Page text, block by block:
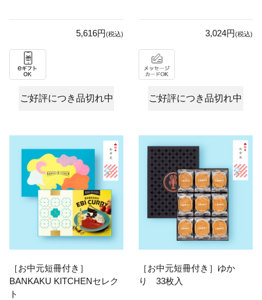
5,616円(税込)
ご好評につき品切れ中
3,024円(税込)
ご好評につき品切れ中
［お中元短冊付き］
BANKAKU KITCHENセレク
ト
［お中元短冊付き］ゆか
り 33枚入